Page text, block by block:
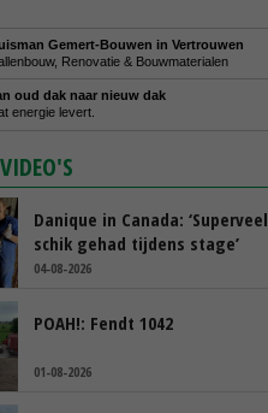
Gemert-Bouwen in Vertrouwen
Renovatie & Bouwmaterialen
oud dak naar nieuw dak
energie levert.
Danique in Canada: ‘Superveel
schik gehad tijdens stage’
04-08-2026
POAH!: Fendt 1042
01-08-2026